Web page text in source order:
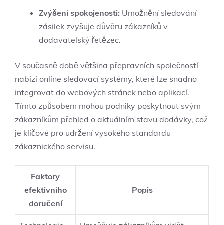
Zvýšení spokojenosti: Umožnění sledování
zásilek zvyšuje důvěru zákazníků v
dodavatelský řetězec.
V současně době většina přepravních společností
nabízí online sledovací systémy, které lze snadno
integrovat do webových stránek nebo aplikací.
Tímto způsobem mohou podniky poskytnout svým
zákazníkům přehled o aktuálním stavu dodávky, což
je klíčové pro udržení vysokého standardu
zákaznického servisu.
Faktory
efektivního
doručení
Popis